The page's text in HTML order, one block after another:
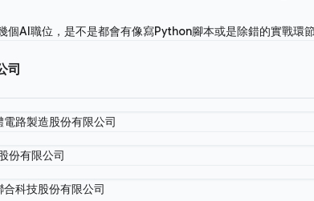
個AI職位，是不是都會有像寫Python腳本或是除錯的實戰環
司
路製造股份有限公司
份有限公司
科技股份有限公司